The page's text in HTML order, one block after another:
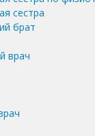
сестра
брат
врач